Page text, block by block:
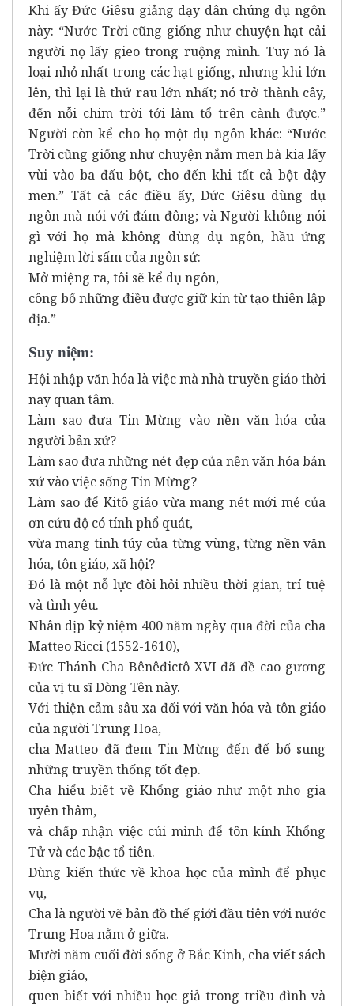
Khi ấy Đức Giêsu giảng dạy dân chúng dụ ngôn
này: “Nước Trời cũng giống như chuyện hạt cải
người nọ lấy gieo trong ruộng mình. Tuy nó là
loại nhỏ nhất trong các hạt giống, nhưng khi lớn
lên, thì lại là thứ rau lớn nhất; nó trở thành cây,
đến nỗi chim trời tới làm tổ trên cành được.”
Người còn kể cho họ một dụ ngôn khác: “Nước
Trời cũng giống như chuyện nắm men bà kia lấy
vùi vào ba đấu bột, cho đến khi tất cả bột dậy
men.” Tất cả các điều ấy, Ðức Giêsu dùng dụ
ngôn mà nói với đám đông; và Người không nói
gì với họ mà không dùng dụ ngôn, hầu ứng
nghiệm lời sấm của ngôn sứ:
Mở miệng ra, tôi sẽ kể dụ ngôn,
công bố những điều được giữ kín từ tạo thiên lập
địa.”
Suy niệm:
Hội nhập văn hóa là việc mà nhà truyền giáo thời
nay quan tâm.
Làm sao đưa Tin Mừng vào nền văn hóa của
người bản xứ?
Làm sao đưa những nét đẹp của nền văn hóa bản
xứ vào việc sống Tin Mừng?
Làm sao để Kitô giáo vừa mang nét mới mẻ của
ơn cứu độ có tính phổ quát,
vừa mang tinh túy của từng vùng, từng nền văn
hóa, tôn giáo, xã hội?
Đó là một nỗ lực đòi hỏi nhiều thời gian, trí tuệ
và tình yêu.
Nhân dịp kỷ niệm 400 năm ngày qua đời của cha
Matteo Ricci (1552-1610),
Đức Thánh Cha Bênêđictô XVI đã đề cao gương
của vị tu sĩ Dòng Tên này.
Với thiện cảm sâu xa đối với văn hóa và tôn giáo
của người Trung Hoa,
cha Matteo đã đem Tin Mừng đến để bổ sung
những truyền thống tốt đẹp.
Cha hiểu biết về Khổng giáo như một nho gia
uyên thâm,
và chấp nhận việc cúi mình để tôn kính Khổng
Tử và các bậc tổ tiên.
Dùng kiến thức về khoa học của mình để phục
vụ,
Cha là người vẽ bản đồ thế giới đầu tiên với nước
Trung Hoa nằm ở giữa.
Mười năm cuối đời sống ở Bắc Kinh, cha viết sách
biện giáo,
quen biết với nhiều học giả trong triều đình và